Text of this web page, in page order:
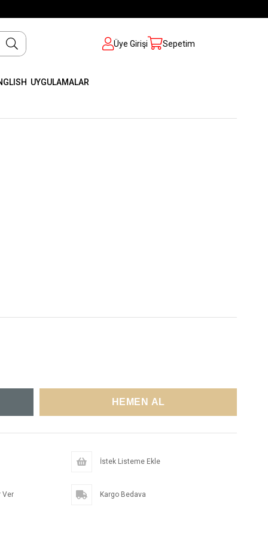
Üye Girişi Sepetim
UYGULAMALAR
İstek Listeme Ekle
Ver Kargo Bedava